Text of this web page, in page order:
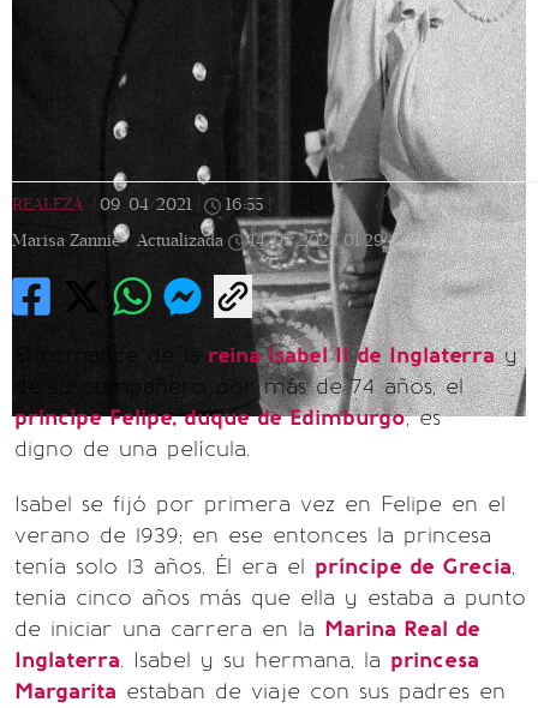
REALEZA 09/04/2021 16:55
Marisa Zannie | Actualizada 14/05/2023 01:29
reina Isabel II de Inglaterray
de su compañero por más de 74 años, el
príncipe Felipe, duque de Edimburgo, es
digno de una película.
Isabel se fijó por primera vez en Felipe en el
verano de 1939; en ese entonces la princesa
tenía solo 13 años. Él era el príncipe de Grecia,
tenía cinco años más que ella y estaba a punto
de iniciar una carrera en la Marina Real de
Inglaterra. Isabel y su hermana, la princesa
Margarita estaban de viaje con sus padres en